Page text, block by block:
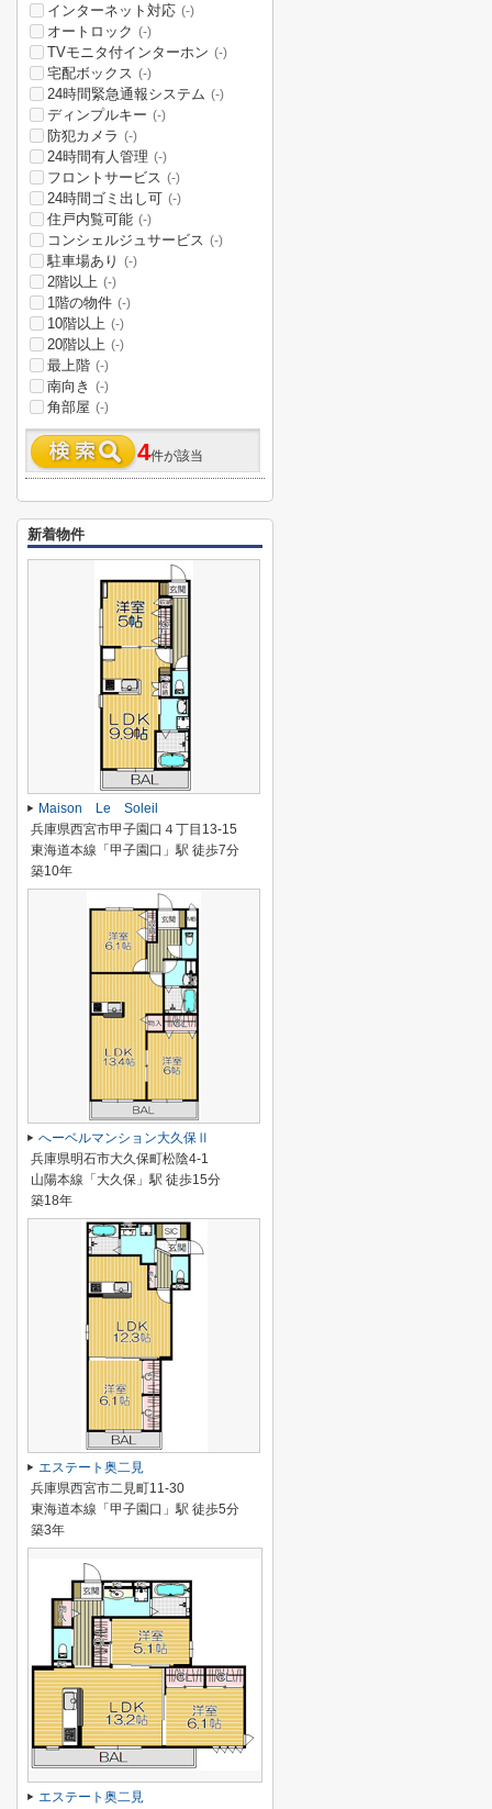
インターネット対応 (-)
オートロック (-)
TVモニタ付インターホン (-)
宅配ボックス (-)
24時間緊急通報システム (-)
ディンプルキー (-)
防犯カメラ (-)
24時間有人管理 (-)
フロントサービス (-)
24時間ゴミ出し可 (-)
住戸内覧可能 (-)
コンシェルジュサービス (-)
駐車場あり (-)
2階以上 (-)
1階の物件 (-)
10階以上 (-)
20階以上 (-)
最上階 (-)
南向き (-)
角部屋 (-)
4件が該当
新着物件
Maison Le Soleil
兵庫県西宮市甲子園口４丁目13-15
東海道本線「甲子園口」駅 徒歩7分
築10年
へーベルマンション大久保Ⅱ
兵庫県明石市大久保町松陰4-1
山陽本線「大久保」駅 徒歩15分
築18年
エステート奥二見
兵庫県西宮市二見町11-30
東海道本線「甲子園口」駅 徒歩5分
築3年
エステート奥二見